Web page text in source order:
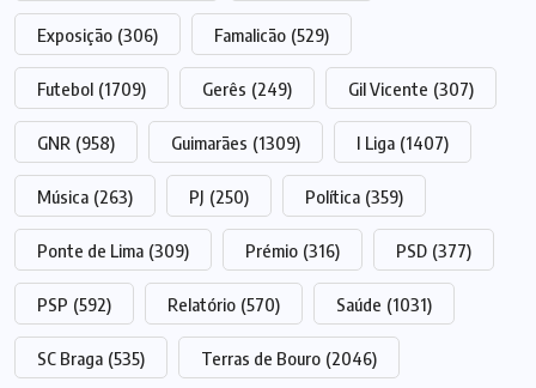
Exposição (306) Famalicão (529)
Futebol (1709) Gerês (249) Gil Vicente (307)
GNR (958) Guimarães (1309) I Liga (1407)
Música (263) PJ (250) Política (359)
Ponte de Lima (309) Prémio (316) PSD (377)
PSP (592) Relatório (570) Saúde (1031)
SC Braga (535) Terras de Bouro (2046)